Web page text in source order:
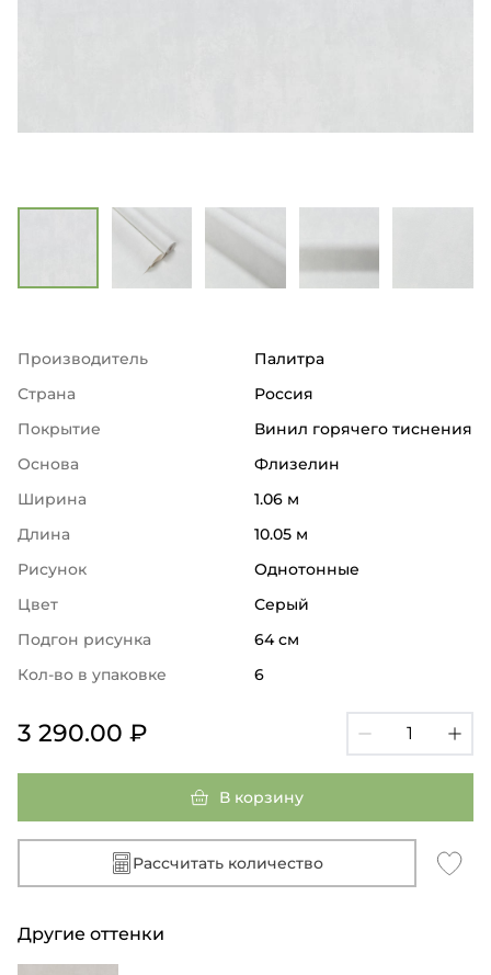
Производитель
Палитра
Страна
Россия
Покрытие
Винил горячего тиснения
Основа
Флизелин
Ширина
1.06 м
Длина
10.05 м
Рисунок
Однотонные
Цвет
Серый
Подгон рисунка
64 см
Кол-во в упаковке
6
3 290.00 ₽
В корзину
Рассчитать количество
Другие оттенки